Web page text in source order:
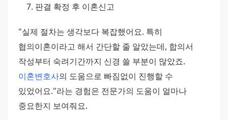
판결 확정 후 이혼신고
"실제 절차는 생각보다 복잡했어요. 특히
협의이혼이라고 해서 간단할 줄 알았는데, 합의서
이혼변호사의 도움으로 빠짐없이 진행할 수
있었어요."라는 경험은 전문가의 도움이 얼마나
중요한지 보여줘요.